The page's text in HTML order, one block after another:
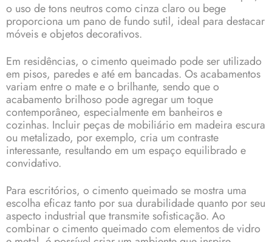
o uso de tons neutros como cinza claro ou bege
proporciona um pano de fundo sutil, ideal para destacar
móveis e objetos decorativos.
Em residências, o cimento queimado pode ser utilizado
em pisos, paredes e até em bancadas. Os acabamentos
variam entre o mate e o brilhante, sendo que o
acabamento brilhoso pode agregar um toque
contemporâneo, especialmente em banheiros e
cozinhas. Incluir peças de mobiliário em madeira escura
ou metalizado, por exemplo, cria um contraste
interessante, resultando em um espaço equilibrado e
convidativo.
Para escritórios, o cimento queimado se mostra uma
escolha eficaz tanto por sua durabilidade quanto por seu
aspecto industrial que transmite sofisticação. Ao
combinar o cimento queimado com elementos de vidro